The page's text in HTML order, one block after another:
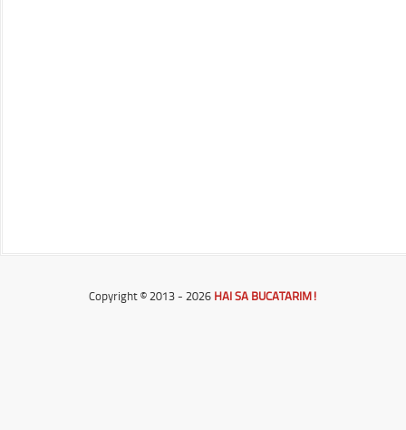
Copyright © 2013 - 2026 HAI SA BUCATARIM!